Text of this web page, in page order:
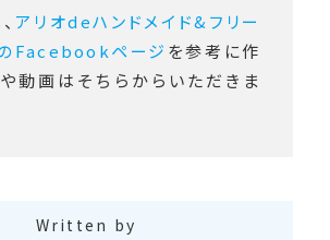
アリオdeハンドメイド&フリー
Facebookページ を参考に作
動画はそちらからいただきま
Written by